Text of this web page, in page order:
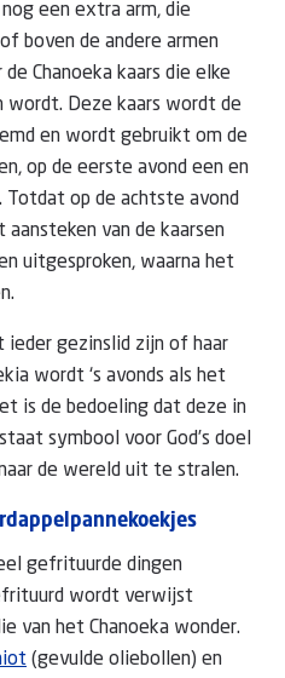
een extra arm, die
boven de andere armen
Chanoeka kaars die elke
wordt. Deze kaars wordt de
en wordt gebruikt om de
op de eerste avond een en
Totdat op de achtste avond
aansteken van de kaarsen
uitgesproken, waarna het
ieder gezinslid zijn of haar
wordt ‘s avonds als het
is de bedoeling dat deze in
symbool voor God’s doel
de wereld uit te stralen.
gefrituurde dingen
wordt verwijst
van het Chanoeka wonder.
(gevulde oliebollen) en